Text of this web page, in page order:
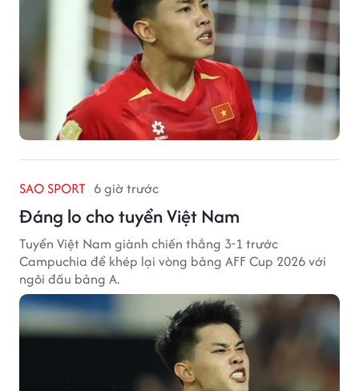
SAO SPORT 6 giờ trước
Đáng lo cho tuyển Việt Nam
Tuyển Việt Nam giành chiến thắng 3-1 trước
Campuchia để khép lại vòng bảng AFF Cup 2026 với
ngôi đầu bảng A.